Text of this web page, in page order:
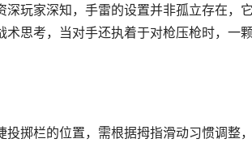
玩家深知，手雷的设置并非孤立存在，
思考，当对手还执着于对枪压枪时，一
掷栏的位置，需根据拇指滑动习惯调整